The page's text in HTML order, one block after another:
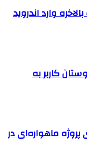
وارد اندروید
کاربر به
پروژه ماهواره‌ای در